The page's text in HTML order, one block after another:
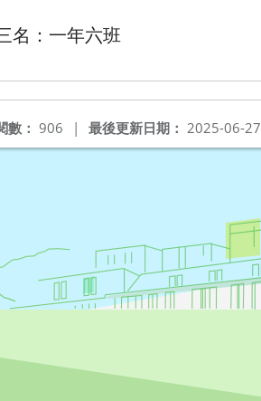
名：一年六班
最後更新日期： 2025-06-27
數： 906 |